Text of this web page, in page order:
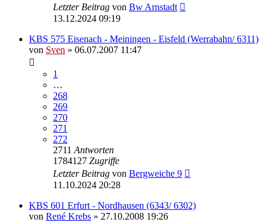
Letzter Beitrag von Bw Arnstadt
13.12.2024 09:19
KBS 575 Eisenach - Meiningen - Eisfeld (Werrabahn/ 6311)
von Sven » 06.07.2007 11:47
1
…
268
269
270
271
272
2711 Antworten
1784127 Zugriffe
Letzter Beitrag von Bergweiche 9
11.10.2024 20:28
KBS 601 Erfurt - Nordhausen (6343/ 6302)
von René Krebs » 27.10.2008 19:26